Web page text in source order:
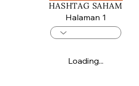
HASHTAG SAHAM
Halaman 1
Loading...